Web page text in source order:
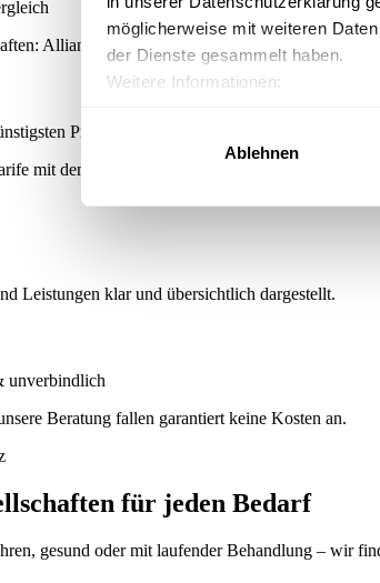
möglicherweise mit weiteren
der Dienste gesammelt haben.
Weitere Informationen:
Ablehnen
Allianz, Barmenia, DKV, Signal Iduna und viele
Preis
mit dem besten Preis-Leistungs-Verhältnis für Sie.
Leistungen klar und übersichtlich dargestellt.
unverbindlich
Beratung fallen garantiert keine Kosten an.
für jeden Bedarf
gesund oder mit laufender Behandlung – wir